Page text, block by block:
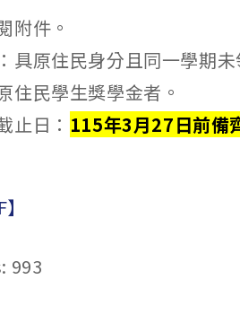
附件。
具原住民身分且同一學期
住民學生獎學金者。
止日： 115年3月27日前備
993